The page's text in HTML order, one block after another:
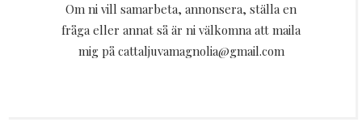
Om ni vill samarbeta, annonsera, ställa en
fråga eller annat så är ni välkomna att maila
mig på cattaljuvamagnolia@gmail.com